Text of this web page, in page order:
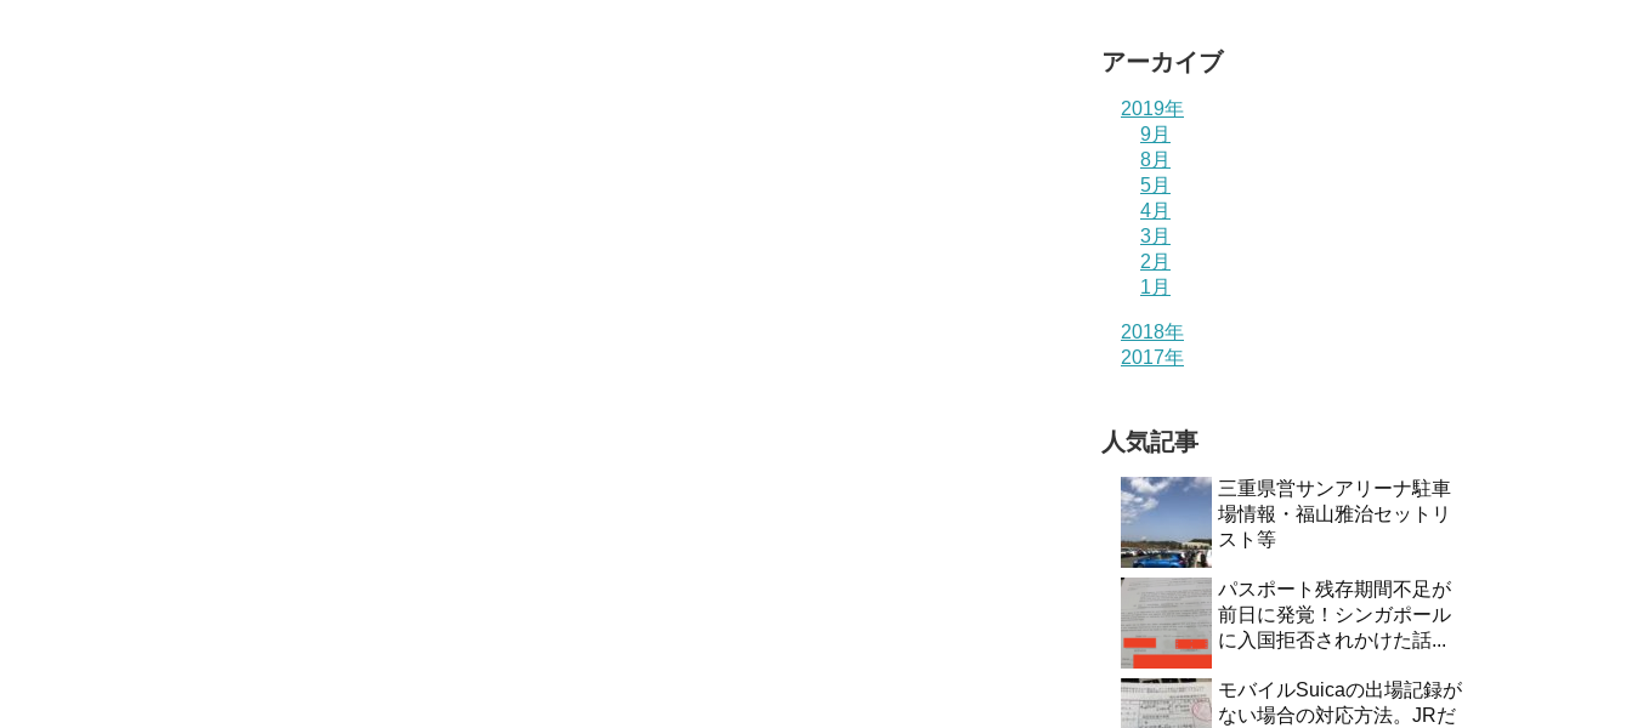
アーカイブ
2019年
9月
8月
5月
4月
3月
2月
1月
2018年
2017年
人気記事
三重県営サンアリーナ駐車
場情報・福山雅治セットリ
スト等
パスポート残存期間不足が
前日に発覚！シンガポール
に入国拒否されかけた話...
モバイルSuicaの出場記録が
ない場合の対応方法。JRだ